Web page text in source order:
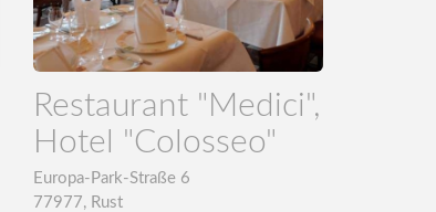
Restaurant "Medici",
Hotel "Colosseo"
Europa-Park-Straße 6
77977, Rust